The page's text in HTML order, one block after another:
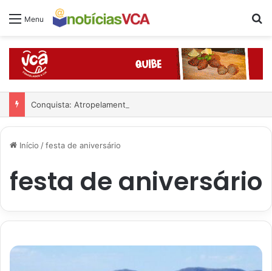
Menu
Conquista: Atropelamento na Olívia Flores; veja o vídeo
Início /festa de aniversário
festa de aniversário